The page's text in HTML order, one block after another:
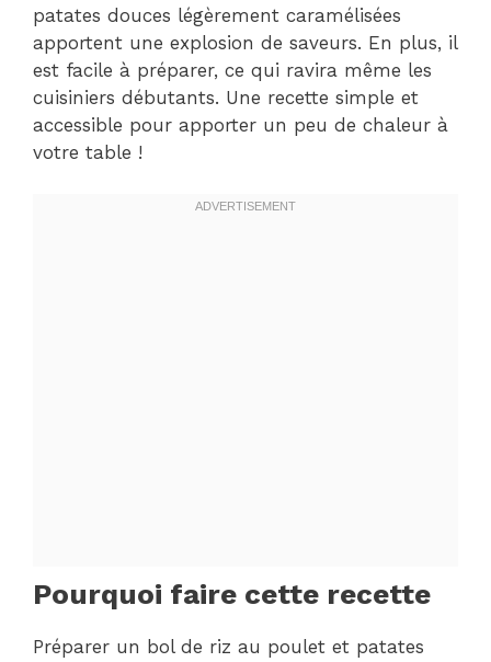
patates douces légèrement caramélisées
apportent une explosion de saveurs. En plus, il
est facile à préparer, ce qui ravira même les
cuisiniers débutants. Une recette simple et
accessible pour apporter un peu de chaleur à
votre table !
Pourquoi faire cette recette
Préparer un bol de riz au poulet et patates